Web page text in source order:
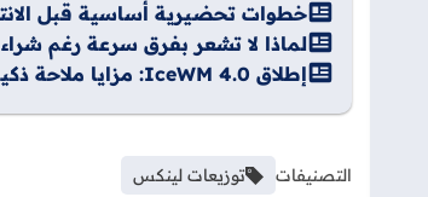
خطوات تحضيرية أساسية قبل
لماذا لا تشعر بفرق سرعة رغم شراء SSD خارق (Gen 4 أو Gen 5)؟ – الدليل الكامل
إطلاق IceWM 4.0: مزايا ملاحة ذكية ودعم رسمي لشاشات 4K – دليل شامل
التصنيفات توزيعات لينكس